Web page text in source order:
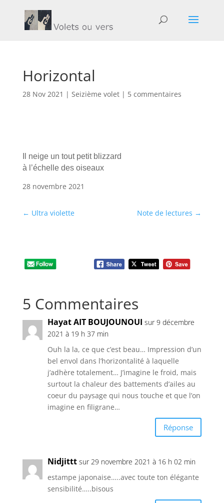
Horizontal
28 Nov 2021 | Seizième volet| 5 commentaires
Il neige un tout petit blizzard
à l’échelle des oiseaux
28 novembre 2021
← Ultra violette Note de lectures →
5 Commentaires
Hayat AIT BOUJOUNOUI sur 9 décembre
2021 à 19 h 37 min
Ouh la la, ce que c’est beau… Impression d’un
bel envol dans l’horizontalité à laquelle
j’adhère totalement… J’imagine le froid, mais
surtout la chaleur des battements d’ailes au
coeur du paysage qui nous touche et que l’on
imagine en filigrane…
Réponse
Nidjittt sur 29 novembre 2021 à 16 h 02 min
estampe japonaise…..avec toute ton élégante
sensibilité…..bisous